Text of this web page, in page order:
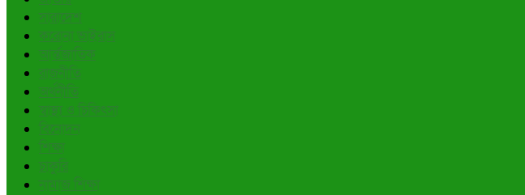
সারাদেশ
করোনা ভাইরাস
আর্ন্তজাতিক
রাজনীতি
অর্থনীতি
স্বাস্থ্য ও চিকিৎসা
বিনোদন
শিক্ষা
চাকুরি
নামাজ শিক্ষা